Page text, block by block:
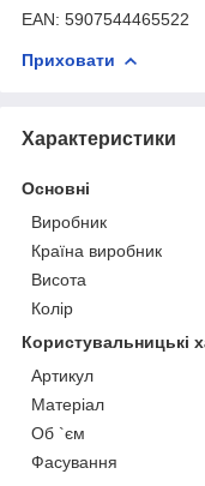
EAN: 5907544465522
Приховати
Характеристики
Основні
Виробник
Країна виробник
Висота
Колір
Користувальницькі
Артикул
Матеріал
Об `єм
Фасування